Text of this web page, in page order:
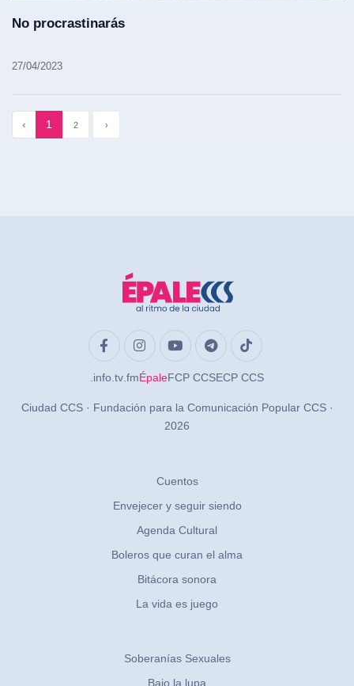
No procrastinarás
27/04/2023
‹ 1 2 ›
.info .tv .fmÉpaleFCP CCSECP CCS
Ciudad CCS · Fundación para la Comunicación Popular CCS ·
2026
Cuentos
Envejecer y seguir siendo
Agenda Cultural
Boleros que curan el alma
Bitácora sonora
La vida es juego
Soberanías Sexuales
Bajo la lupa